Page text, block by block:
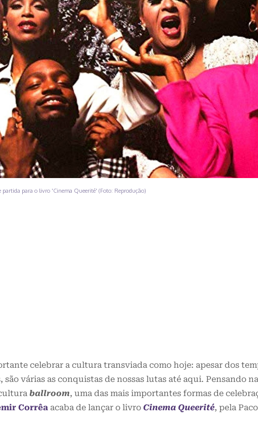
para o livro 'Cinema Queerité' (Foto: Reprodução)
celebrar a cultura transviada como hoje: apesar dos
várias as conquistas de nossas lutas até aqui. Pensando
ballroom, uma das mais importantes formas de
Corrêa acaba de lançar o livro Cinema Queerité, pela